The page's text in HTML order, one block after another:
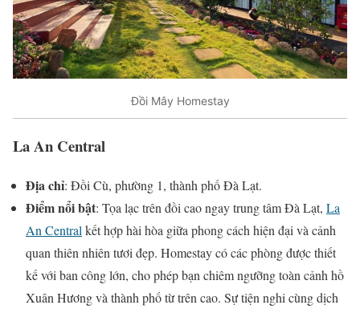
Đồi Mây Homestay
La An Central
Địa chỉ: Đồi Cù, phường 1, thành phố Đà Lạt.
Điểm nổi bật: Tọa lạc trên đồi cao ngay trung tâm Đà Lạt, La
An Central kết hợp hài hòa giữa phong cách hiện đại và cảnh
quan thiên nhiên tươi đẹp. Homestay có các phòng được thiết
kế với ban công lớn, cho phép bạn chiêm ngưỡng toàn cảnh hồ
Xuân Hương và thành phố từ trên cao. Sự tiện nghi cùng dịch